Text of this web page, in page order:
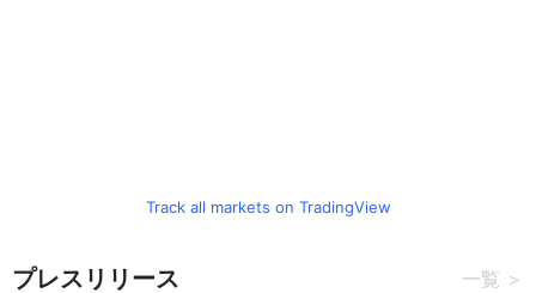
Track all markets on TradingView
プレスリリース 一覧